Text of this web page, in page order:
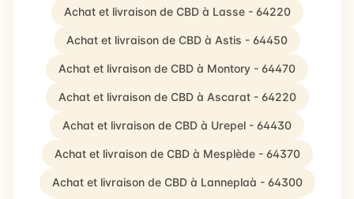
Achat et livraison de CBD à Lasse - 64220
Achat et livraison de CBD à Astis - 64450
Achat et livraison de CBD à Montory - 64470
Achat et livraison de CBD à Ascarat - 64220
Achat et livraison de CBD à Urepel - 64430
Achat et livraison de CBD à Mesplède - 64370
Achat et livraison de CBD à Lanneplaà - 64300